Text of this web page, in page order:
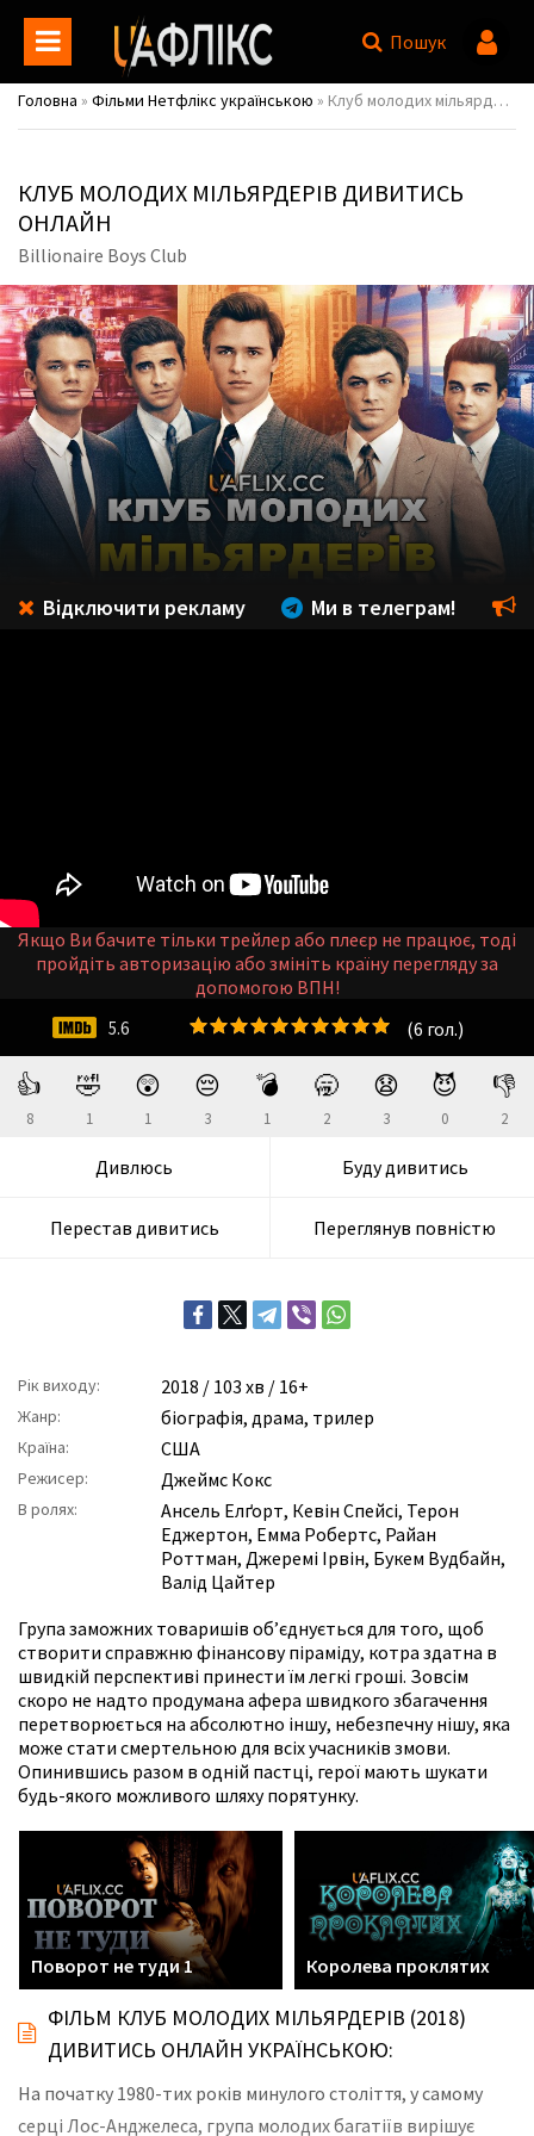
Пошук
Головна » Фільми Нетфлікс українською » Клуб молодих мільярдерів / Billionaire Boys Club
КЛУБ МОЛОДИХ МІЛЬЯРДЕРІВ ДИВИТИСЬ
ОНЛАЙН
Billionaire Boys Club
👍
8
🤣
1
😲
1
😔
3
💣
1
🥱
2
😧
3
😈
0
👎
2
Дивлюсь Буду дивитись
Перестав дивитись Переглянув повністю
Рік виходу: 2018 / 103 хв / 16+
Жанр: біографія, драма, трилер
Країна: США
Режисер: Джеймс Кокс
В ролях: Ансель Елґорт, Кевін Спейсі, Терон
Еджертон, Емма Робертс, Райан
Роттман, Джеремі Ірвін, Букем Вудбайн,
Валід Цайтер
Група заможних товаришів об’єднується для того, щоб
створити справжню фінансову піраміду, котра здатна в
швидкій перспективі принести їм легкі гроші. Зовсім
скоро не надто продумана афера швидкого збагачення
перетворюється на абсолютно іншу, небезпечну нішу, яка
може стати смертельною для всіх учасників змови.
Опинившись разом в одній пастці, герої мають шукати
будь-якого можливого шляху порятунку.
(6 гол.)
5.6
Відключити рекламу Ми в телеграм!
Якщо Ви бачите тільки трейлер або плеєр не працює, тоді
пройдіть авторизацію або змініть країну перегляду за
допомогою ВПН!
Поворот не туди 1 Королева проклятих
ФІЛЬМ КЛУБ МОЛОДИХ МІЛЬЯРДЕРІВ (2018)
ДИВИТИСЬ ОНЛАЙН УКРАЇНСЬКОЮ:
На початку 1980-тих років минулого століття, у самому
серці Лос-Анджелеса, група молодих багатіїв вирішує